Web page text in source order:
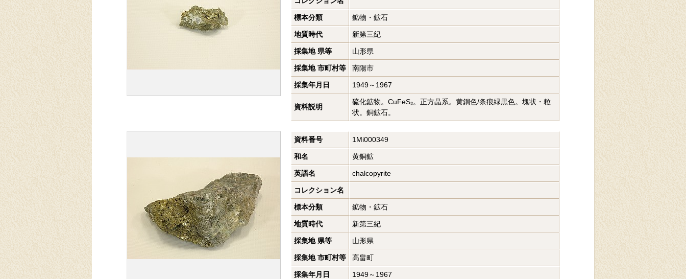
標本分類 鉱物・鉱石
地質時代 新第三紀
採集地 県等 山形県
採集地 市町村等 南陽市
採集年月日 1949～1967
資料説明
硫化鉱物。CuFeS₂。正方晶系。黄銅色/条痕緑黒色。塊状・粒
状。銅鉱石。
資料番号 1Mi000349
和名 黄銅鉱
英語名 chalcopyrite
コレクション名
標本分類 鉱物・鉱石
地質時代 新第三紀
採集地 県等 山形県
採集地 市町村等 高畠町
採集年月日 1949～1967